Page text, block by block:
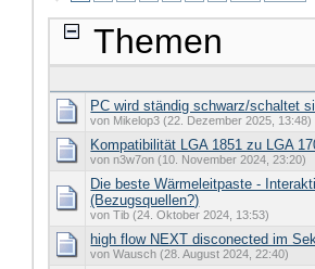
Themen
PC wird ständig schwarz/schaltet
von Mikelop3 (22. Dezember 2025, 13:48)
Kompatibilität LGA 1851 zu LGA
von n3w7on (10. November 2024, 23:20)
Die beste Wärmeleitpaste -
(Bezugsquellen?)
von Tib (24. Oktober 2024, 13:53)
high flow NEXT disconected im
von Wausch (28. August 2024, 22:40)